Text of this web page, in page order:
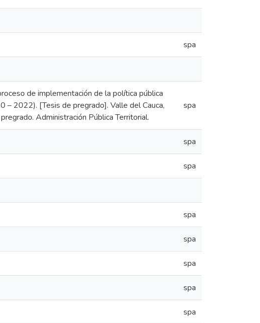
spa
de implementación de la política pública
– 2022). [Tesis de pregrado]. Valle del Cauca,
Administración Pública Territorial.
spa
spa
spa
spa
spa
spa
spa
spa